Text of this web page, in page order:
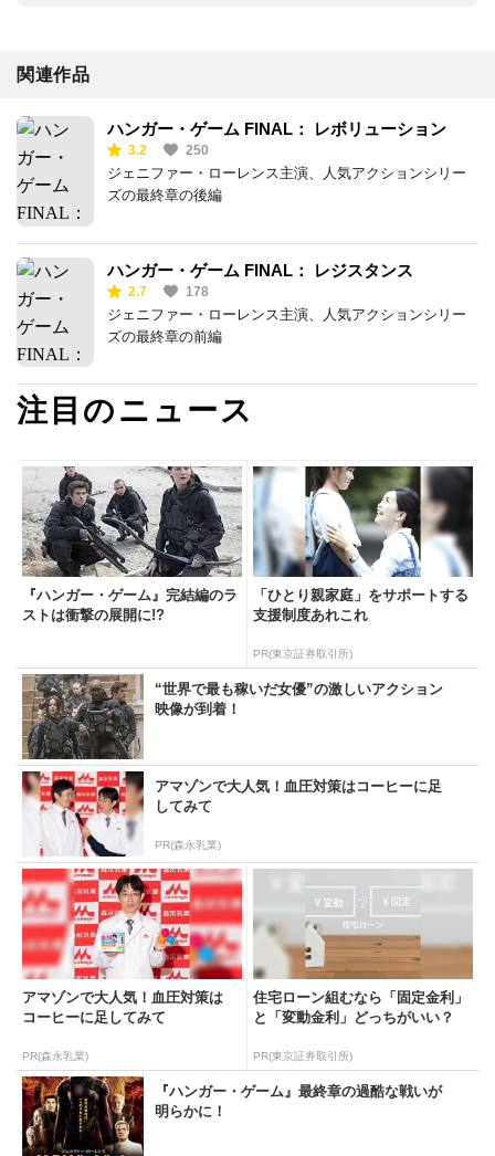
関連作品
ハンガー・ゲーム FINAL： レボリューション
3.2 250
ジェニファー・ローレンス主演、人気アクションシリー
ズの最終章の後編
ハンガー・ゲーム FINAL： レジスタンス
2.7 178
ジェニファー・ローレンス主演、人気アクションシリー
ズの最終章の前編
注目のニュース
『ハンガー・ゲーム』完結編のラ
ストは衝撃の展開に!?
「ひとり親家庭」をサポートする
支援制度あれこれ
PR(東京証券取引所)
“世界で最も稼いだ女優”の激しいアクション
映像が到着！
アマゾンで大人気！血圧対策はコーヒーに足
してみて
PR(森永乳業)
アマゾンで大人気！血圧対策は
コーヒーに足してみて
PR(森永乳業)
住宅ローン組むなら「固定金利」
と「変動金利」どっちがいい？
PR(東京証券取引所)
『ハンガー・ゲーム』最終章の過酷な戦いが
明らかに！